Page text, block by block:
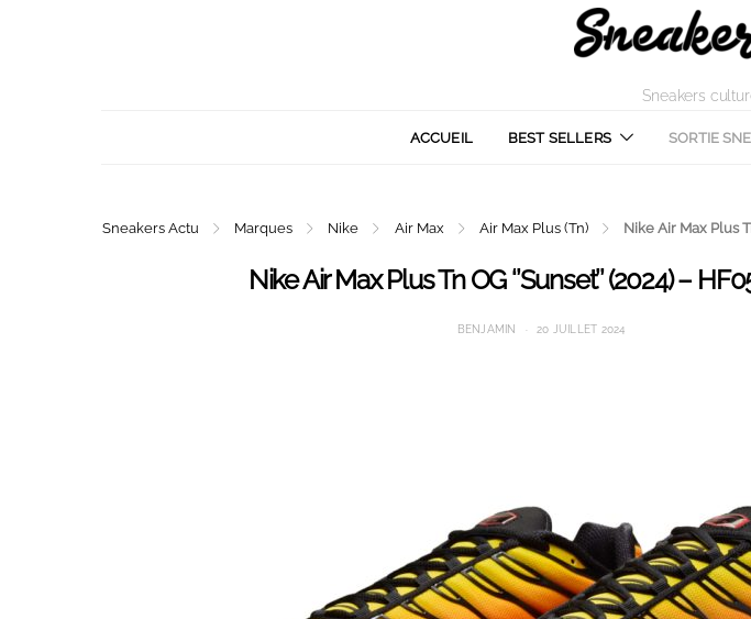
Sneakers
ACCUEIL BEST SELLERS SORTIE
Sneakers Actu Marques Nike Air Max Air Max Plus (Tn) Nike Air Max Plus
Nike Air Max Plus Tn OG ‘’Sunset’’ (2024) –
BENJAMIN 20 JUILLET 2024